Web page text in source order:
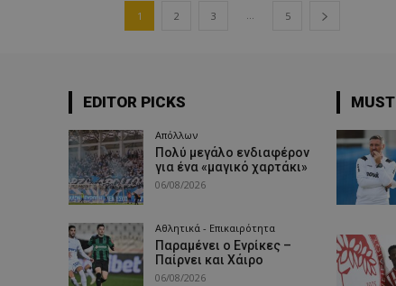
1 2 3 ... 5
EDITOR PICKS
Απόλλων
Πολύ μεγάλο ενδιαφέρον
για ένα «μαγικό χαρτάκι»
06/08/2026
Αθλητικά - Επικαιρότητα
Παραμένει ο Ενρίκες –
Παίρνει και Χάιρο
06/08/2026